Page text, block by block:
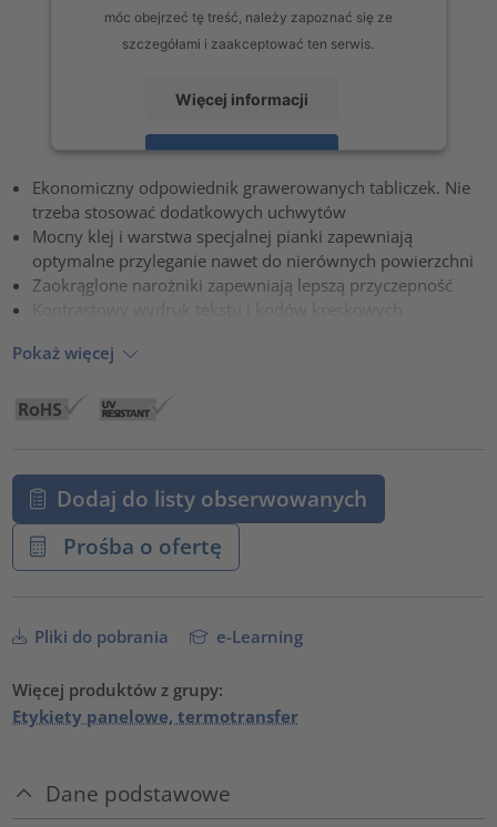
móc obejrzeć tę treść, należy zapoznać się ze
szczegółami i zaakceptować ten serwis.
Więcej informacji
Zaakceptuj
powered byUsercentrics Consent Management Platform
Ekonomiczny odpowiednik grawerowanych tabliczek. Nie
trzeba stosować dodatkowych uchwytów
Mocny klej i warstwa specjalnej pianki zapewniają
optymalne przyleganie nawet do nierównych powierzchni
Zaokrąglone narożniki zapewniają lepszą przyczepność
Pokaż więcej
Dodaj do listy obserwowanych
Prośba o ofertę
Pliki do pobrania e-Learning
Więcej produktów z grupy:
Etykiety panelowe, termotransfer
Dane podstawowe